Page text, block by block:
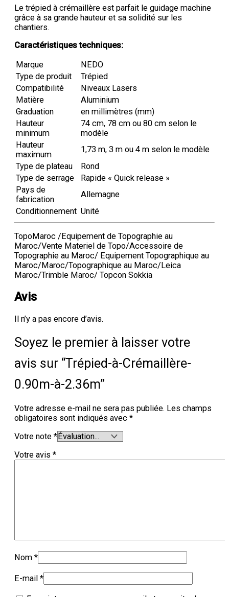
Le trépied à crémaillère est parfait le guidage machine
grâce à sa grande hauteur et sa solidité sur les
chantiers.
Caractéristiques techniques:
Marque
NEDO
Type de produit
Trépied
Compatibilité
Niveaux Lasers
Matière
Aluminium
Graduation
en millimètres (mm)
Hauteur
minimum
74 cm, 78 cm ou 80 cm selon le
modèle
Hauteur
maximum
1,73 m, 3 m ou 4 m selon le modèle
Type de plateau
Rond
Type de serrage
Rapide « Quick release »
Pays de
fabrication
Allemagne
Conditionnement Unité
TopoMaroc /Equipement de Topographie au
Maroc/Vente Materiel de Topo/Accessoire de
Topographie au Maroc/ Equipement Topographique au
Maroc/Maroc/Topographique au Maroc/Leica
Maroc/Trimble Maroc/ Topcon Sokkia
Avis
Il n’y a pas encore d’avis.
Soyez le premier à laisser votre
avis sur “Trépied-à-Crémaillère-
0.90m-à-2.36m”
Votre adresse e-mail ne sera pas publiée. Les champs
obligatoires sont indiqués avec *
Votre note *
Votre avis *
Nom *
E-mail *